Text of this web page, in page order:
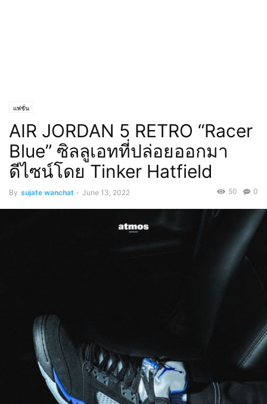
แฟชั่น
AIR JORDAN 5 RETRO “Racer
Blue” ซิลลูเอทที่ปล่อยออกมา
ดีไซน์โดย Tinker Hatfield
By sujate wanchat - June 13, 2022 0
50